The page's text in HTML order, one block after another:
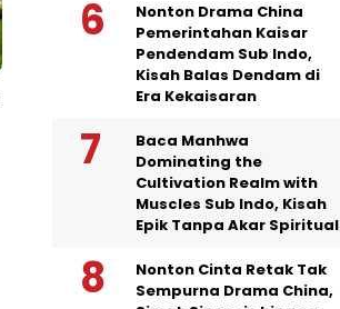
Nonton Drama China
Pemerintahan Kaisar
Pendendam Sub Indo,
Kisah Balas Dendam di
Era Kekaisaran
Baca Manhwa
Dominating the
Cultivation Realm with
Muscles Sub Indo, Kisah
Epik Tanpa Akar Spiritual
Nonton Cinta Retak Tak
Sempurna Drama China,